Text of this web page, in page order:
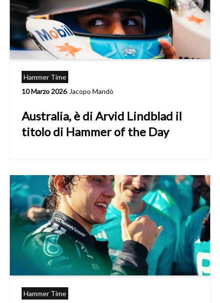
Hammer Time
10 Marzo 2026/Jacopo Mandò
Australia, è di Arvid Lindblad il
titolo di Hammer of the Day
Hammer Time